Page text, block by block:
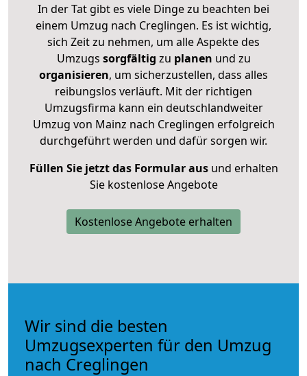
In der Tat gibt es viele Dinge zu beachten bei
einem Umzug nach Creglingen. Es ist wichtig,
sich Zeit zu nehmen, um alle Aspekte des
Umzugs sorgfältig zu planen und zu
organisieren, um sicherzustellen, dass alles
reibungslos verläuft. Mit der richtigen
Umzugsfirma kann ein deutschlandweiter
Umzug von Mainz nach Creglingen erfolgreich
durchgeführt werden und dafür sorgen wir.
Füllen Sie jetzt das Formular ausund erhalten
Sie kostenlose Angebote
Kostenlose Angebote erhalten
Wir sind die besten
Umzugsexperten für den Umzug
nach Creglingen